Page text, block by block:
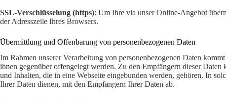
SSL-Verschlüsselung (https): Um Ihre via unser Online-Angebot
der Adresszeile Ihres Browsers.
Übermittlung und Offenbarung von personenbezogenen Daten
Im Rahmen unserer Verarbeitung von personenbezogenen Daten
ihnen gegenüber offengelegt werden. Zu den Empfängern dieser
und Inhalten, die in eine Webseite eingebunden werden, gehören. In
Ihrer Daten dienen, mit den Empfängern Ihrer Daten ab.